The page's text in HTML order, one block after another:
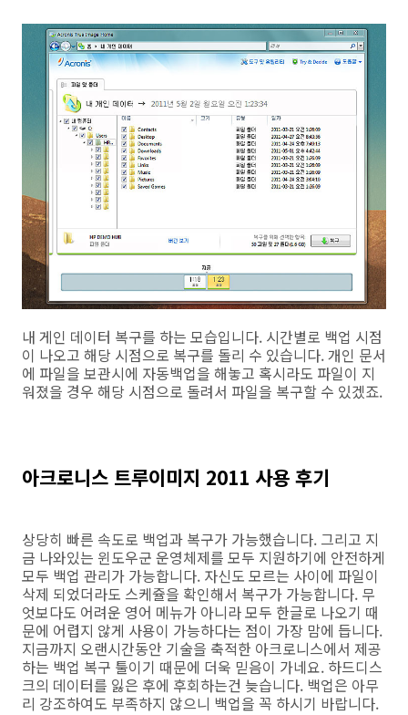
내 게인 데이터 복구를 하는 모습입니다. 시간별로 백업 시점
이 나오고 해당 시점으로 복구를 돌리 수 있습니다. 개인 문서
에 파일을 보관시에 자동백업을 해놓고 혹시라도 파일이 지
워졌을 경우 해당 시점으로 돌려서 파일을 복구할 수 있겠죠.
아크로니스 트루이미지 2011 사용 후기
상당히 빠른 속도로 백업과 복구가 가능했습니다. 그리고 지
금 나와있는 윈도우군 운영체제를 모두 지원하기에 안전하게
모두 백업 관리가 가능합니다. 자신도 모르는 사이에 파일이
삭제 되었더라도 스케쥴을 확인해서 복구가 가능합니다. 무
엇보다도 어려운 영어 메뉴가 아니라 모두 한글로 나오기 때
문에 어렵지 않게 사용이 가능하다는 점이 가장 맘에 듭니다.
지금까지 오랜시간동안 기술을 축적한 아크로니스에서 제공
하는 백업 복구 툴이기 때문에 더욱 믿음이 가네요. 하드디스
크의 데이터를 잃은 후에 후회하는건 늦습니다. 백업은 아무
리 강조하여도 부족하지 않으니 백업을 꼭 하시기 바랍니다.